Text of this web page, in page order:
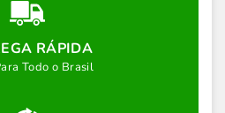
RÁPIDA
Todo o Brasil